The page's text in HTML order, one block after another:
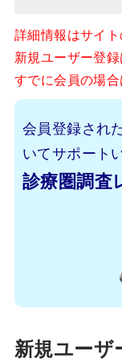
詳細情報はサイト
新規ユーザー登
すでに会員の場合
会員登録され
いてサポート
診療圏調査
新規ユーザ